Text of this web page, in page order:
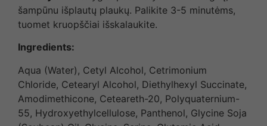
šampūnu išplautų plaukų. Palikite 3-5 minutėms,
tuomet kruopščiai išskalaukite.
Ingredients:
Aqua (Water), Cetyl Alcohol, Cetrimonium
Chloride, Cetearyl Alcohol, Diethylhexyl Succinate,
Amodimethicone, Ceteareth-20, Polyquaternium-
55, Hydroxyethylcellulose, Panthenol, Glycine Soja